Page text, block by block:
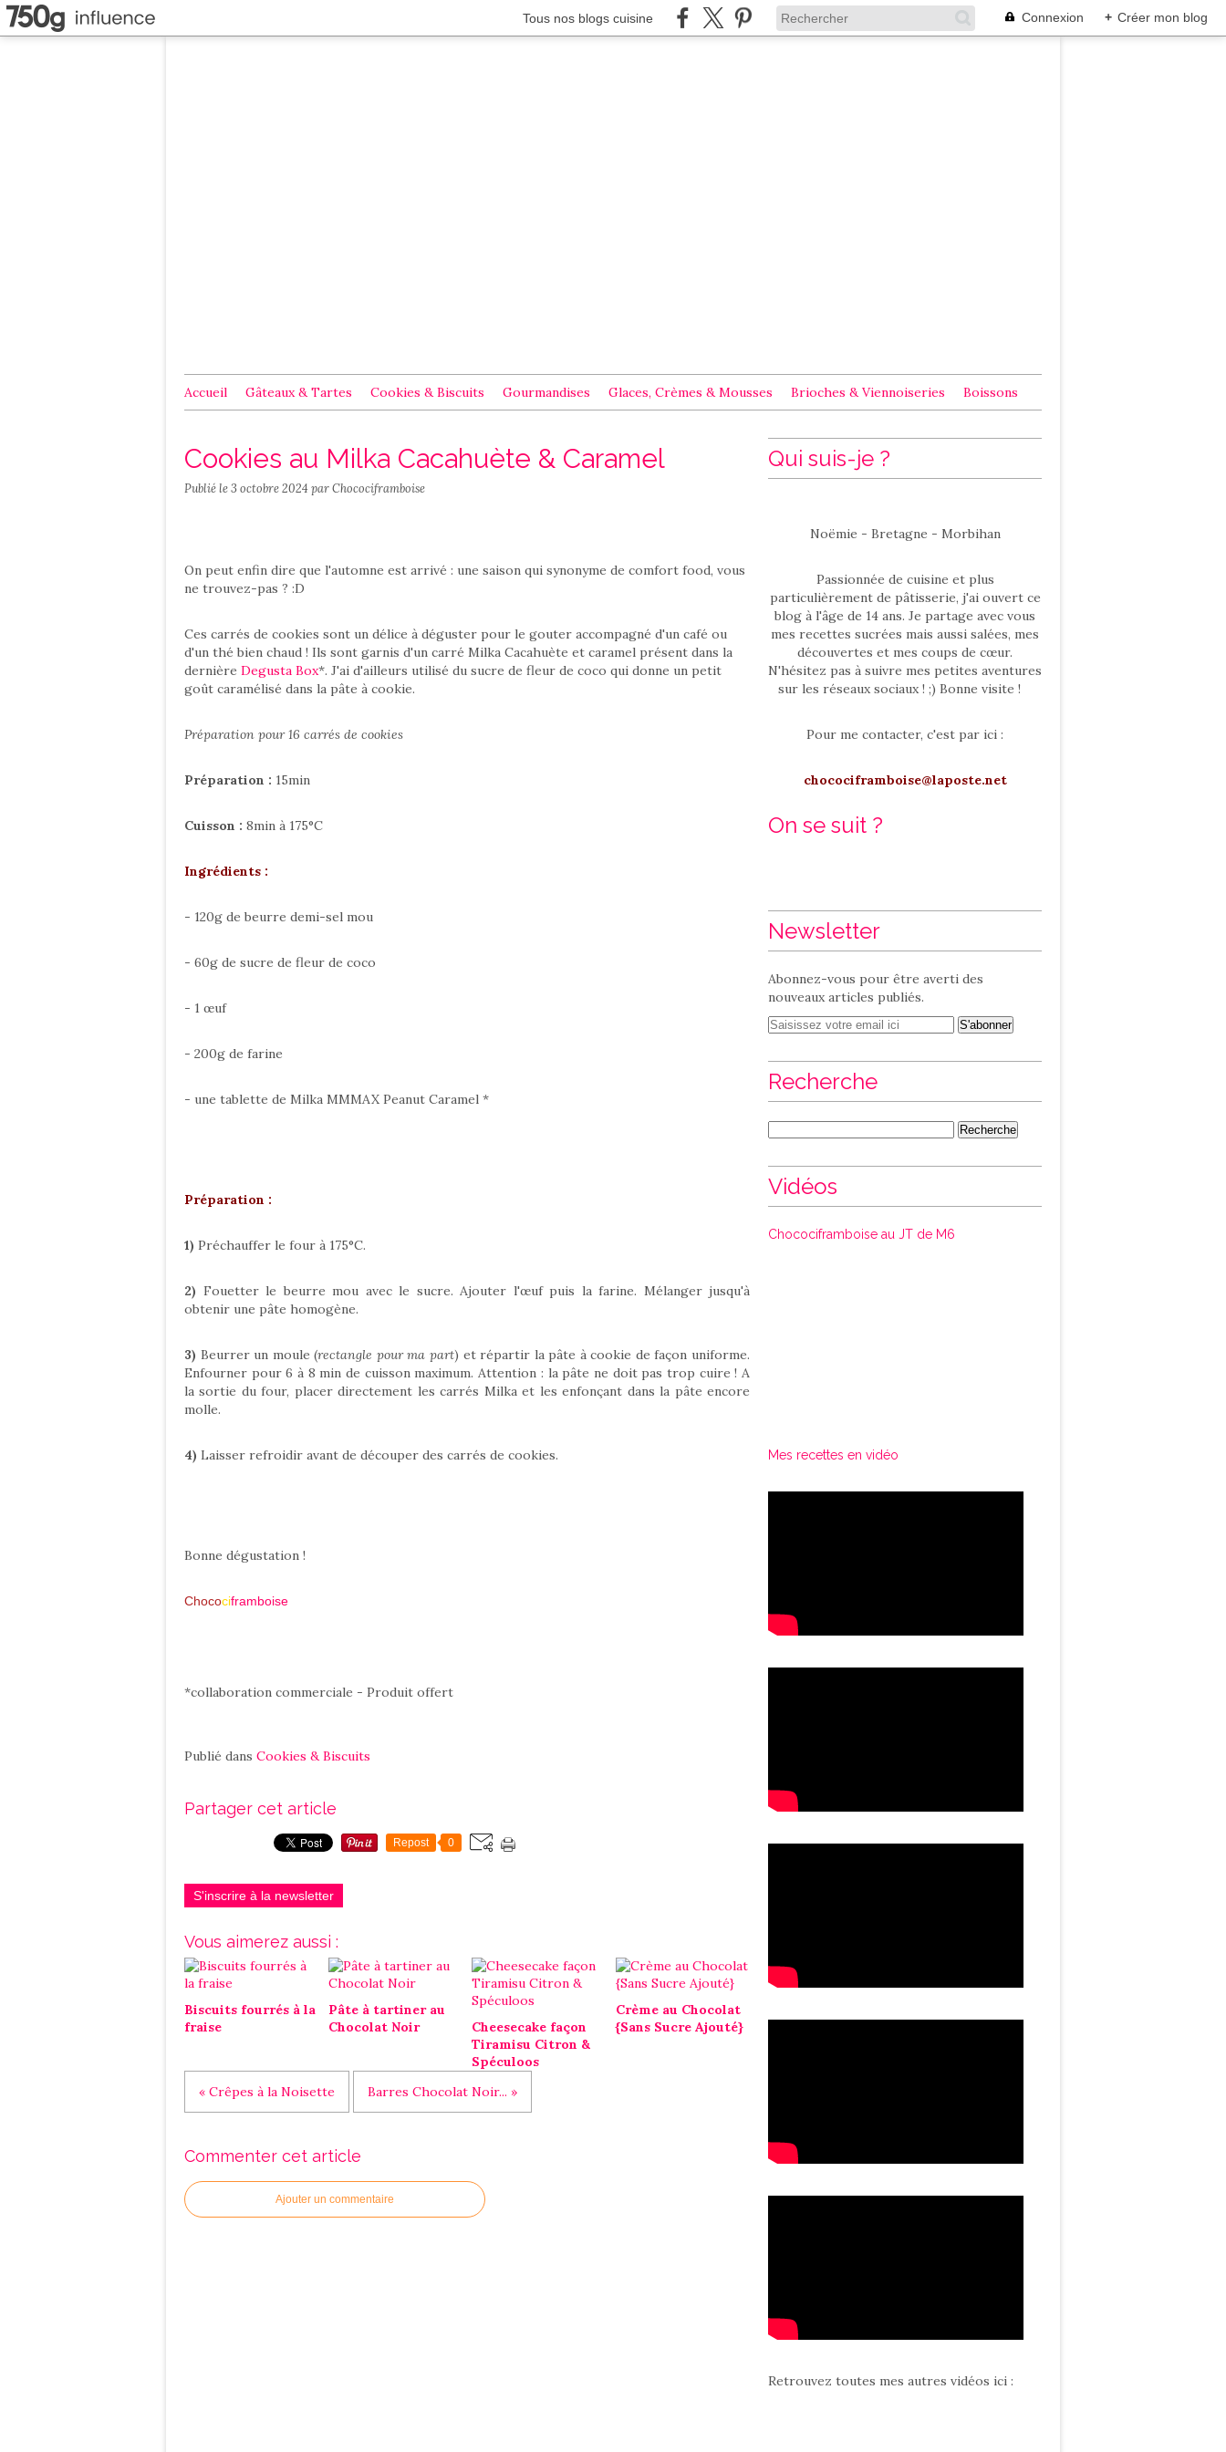
Tous nos blogs cuisine Connexion + Créer mon blog
Accueil Gâteaux & Tartes Cookies & Biscuits Gourmandises Glaces, Crèmes & Mousses Brioches & Viennoiseries Boissons
Cookies au Milka Cacahuète & Caramel
Publié le3 octobre 2024par Chocociframboise
On peut enfin dire que l'automne est arrivé : une saison qui synonyme de comfort food, vous
ne trouvez-pas ? :D
Ces carrés de cookies sont un délice à déguster pour le gouter accompagné d'un café ou
d'un thé bien chaud ! Ils sont garnis d'un carré Milka Cacahuète et caramel présent dans la
dernière Degusta Box*. J'ai d'ailleurs utilisé du sucre de fleur de coco qui donne un petit
goût caramélisé dans la pâte à cookie.
Préparation pour 16 carrés de cookies
Préparation : 15min
Cuisson : 8min à 175°C
Ingrédients :
- 120g de beurre demi-sel mou
- 60g de sucre de fleur de coco
- 1 œuf
- 200g de farine
- une tablette de Milka MMMAX Peanut Caramel *
Préparation :
1) Préchauffer le four à 175°C.
2) Fouetter le beurre mou avec le sucre. Ajouter l'œuf puis la farine. Mélanger jusqu'à
obtenir une pâte homogène.
3) Beurrer un moule (rectangle pour ma part) et répartir la pâte à cookie de façon uniforme.
Enfourner pour 6 à 8 min de cuisson maximum. Attention : la pâte ne doit pas trop cuire ! A
la sortie du four, placer directement les carrés Milka et les enfonçant dans la pâte encore
molle.
4) Laisser refroidir avant de découper des carrés de cookies.
Bonne dégustation !
Chocociframboise
*collaboration commerciale - Produit offert
Publié dans Cookies & Biscuits
Partager cet article
Repost 0
S'inscrire à la newsletter
Vous aimerez aussi :
Biscuits fourrés à la
fraise
Pâte à tartiner au
Chocolat Noir
Cheesecake façon
Tiramisu Citron &
Spéculoos
Crème au Chocolat
{Sans Sucre Ajouté}
« Crêpes à la Noisette Barres Chocolat Noir... »
Commenter cet article
Ajouter un commentaire
Qui suis-je ?
Noëmie - Bretagne - Morbihan
Passionnée de cuisine et plus
particulièrement de pâtisserie, j'ai ouvert ce
blog à l'âge de 14 ans. Je partage avec vous
mes recettes sucrées mais aussi salées, mes
découvertes et mes coups de cœur.
N'hésitez pas à suivre mes petites aventures
sur les réseaux sociaux ! ;) Bonne visite !
Pour me contacter, c'est par ici :
chocociframboise@laposte.net
On se suit ?
Newsletter
Abonnez-vous pour être averti des
nouveaux articles publiés.
Recherche
Vidéos
Chocociframboise au JT de M6
Mes recettes en vidéo
Retrouvez toutes mes autres vidéos ici :